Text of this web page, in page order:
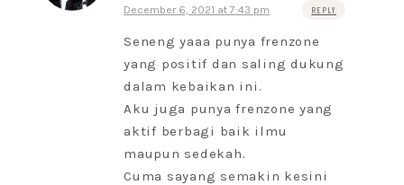
December 6, 2021 at 7:43 pm REPLY
Seneng yaaa punya frenzone
yang positif dan saling dukung
dalam kebaikan ini.
Aku juga punya frenzone yang
aktif berbagi baik ilmu
maupun sedekah.
Cuma sayang semakin kesini